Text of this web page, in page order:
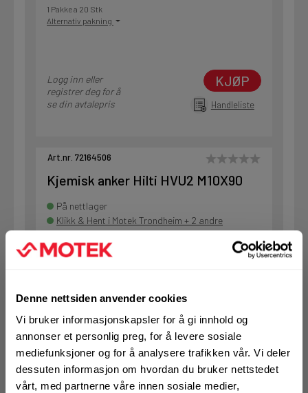
Denne nettsiden anvender cookies
Vi bruker informasjonskapsler for å gi innhold og
annonser et personlig preg, for å levere sosiale
mediefunksjoner og for å analysere trafikken vår. Vi deler
dessuten informasjon om hvordan du bruker nettstedet
vårt, med partnerne våre innen sosiale medier,
1 Pakke a 20 Stk
Alternativ pakning
Logg inn eller
registrer deg for å
se din avtalepris
KJØP
Handleliste
Art.nr. 72164506
Kjemisk anker Hilti HVU2 M10X90
På nettlager
Klikk & Hent i Motek Trondheim + 2 andre
1 Pakke a 20 Stk
Alternativ pakning
Logg inn eller
registrer deg for å
se din avtalepris
KJØP
Handleliste